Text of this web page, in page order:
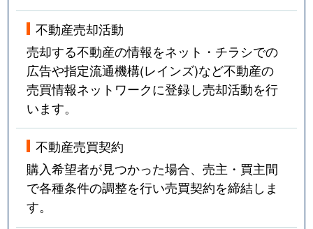
不動産売却活動
売却する不動産の情報をネット・チラシでの
広告や指定流通機構(レインズ)など不動産の
売買情報ネットワークに登録し売却活動を行
います。
不動産売買契約
購入希望者が見つかった場合、売主・買主間
で各種条件の調整を行い売買契約を締結しま
す。